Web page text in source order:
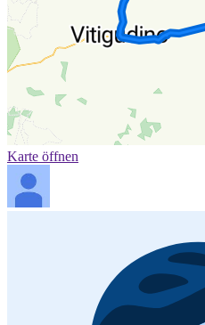
Karte öffnen